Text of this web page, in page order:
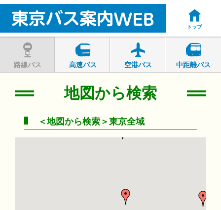
トップ
路線バス 高速バス 空港バス 中距離バス
地図から検索
＜地図から検索＞東京全域